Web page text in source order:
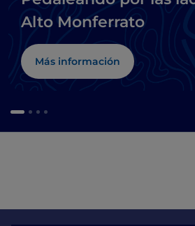
Alto Monferrato
Más información